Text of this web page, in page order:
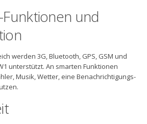
und
werden 3G, Bluetooth, GPS, GSM und
unterstützt. An smarten Funktionen
Musik, Wetter, eine Benachrichtigungs-